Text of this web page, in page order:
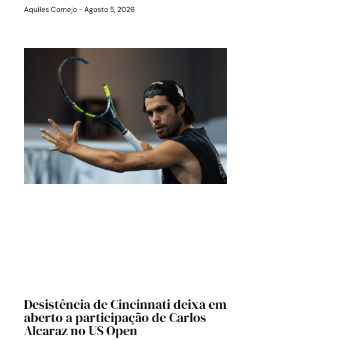
Aquiles Cornejo Agosto 5, 2026
Desistência de Cincinnati deixa em
aberto a participação de Carlos
Alcaraz no US Open